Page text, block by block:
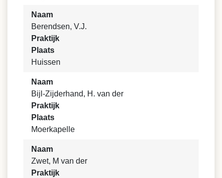
Naam
Berendsen, V.J.
Praktijk
Plaats
Huissen
Naam
Bijl-Zijderhand, H. van der
Praktijk
Plaats
Moerkapelle
Naam
Zwet, M van der
Praktijk